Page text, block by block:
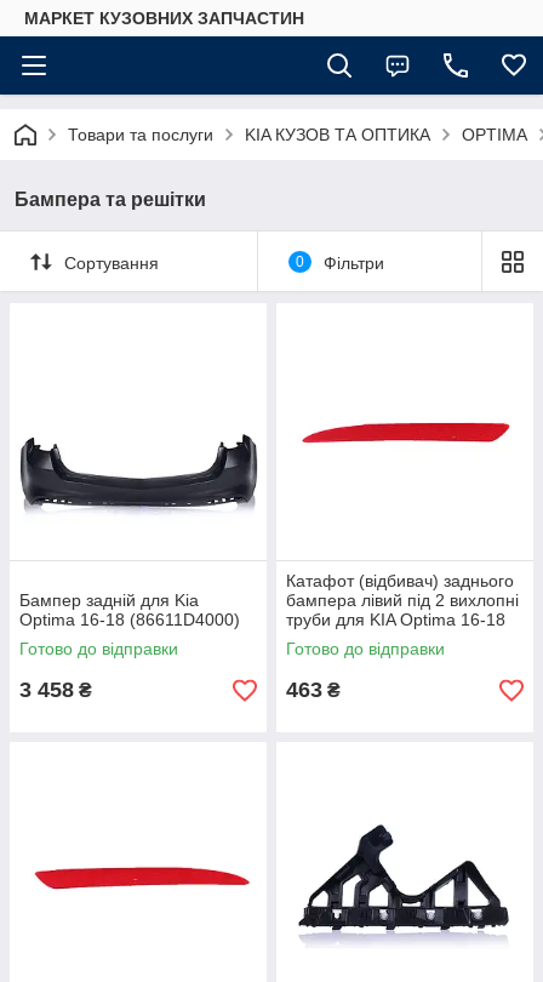
МАРКЕТ КУЗОВНИХ ЗАПЧАСТИН
Товари та послуги KIA КУЗОВ ТА ОПТИКА OPTIMA
Бампера та решітки
Сортування 0 Фільтри
Бампер задній для Kia
Optima 16-18 (86611D4000)
Готово до відправки
3 458 ₴
Катафот (відбивач) заднього
бампера лівий під 2 вихлопні
труби для KIA Optima 16-18
(92405D4200)
Готово до відправки
463 ₴